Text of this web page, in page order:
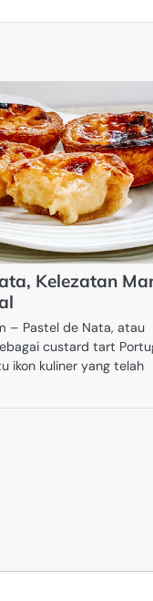
Kelezatan
– Pastel de Nata, atau
custard tart
ikon kuliner yang telah